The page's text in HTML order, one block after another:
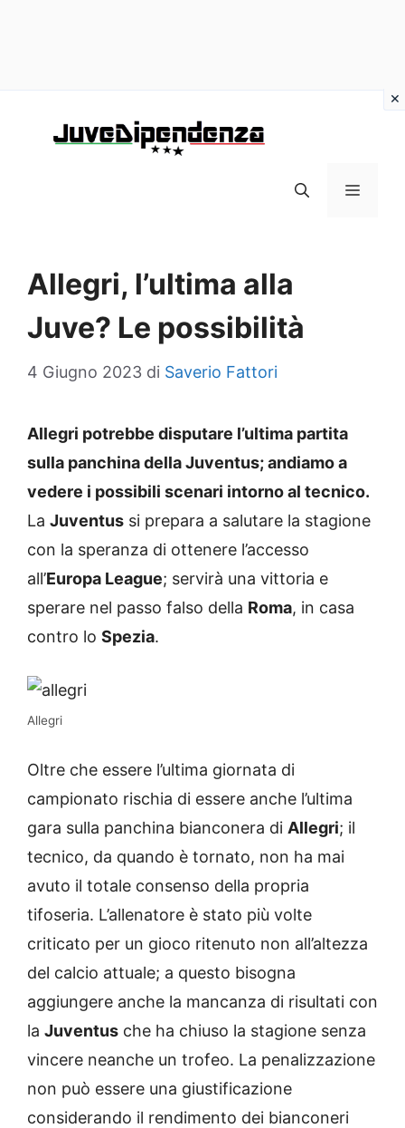
MENU
Allegri, l’ultima alla
Juve? Le possibilità
4 Giugno 2023 di Saverio Fattori
Allegri potrebbe disputare l’ultima partita
sulla panchina della Juventus; andiamo a
vedere i possibili scenari intorno al tecnico.
La Juventus si prepara a salutare la stagione
con la speranza di ottenere l’accesso
all’Europa League; servirà una vittoria e
sperare nel passo falso della Roma, in casa
contro lo Spezia.
Allegri
Oltre che essere l’ultima giornata di
campionato rischia di essere anche l’ultima
gara sulla panchina bianconera di Allegri; il
tecnico, da quando è tornato, non ha mai
avuto il totale consenso della propria
tifoseria. L’allenatore è stato più volte
criticato per un gioco ritenuto non all’altezza
del calcio attuale; a questo bisogna
aggiungere anche la mancanza di risultati con
la Juventus che ha chiuso la stagione senza
vincere neanche un trofeo. La penalizzazione
non può essere una giustificazione
considerando il rendimento dei bianconeri